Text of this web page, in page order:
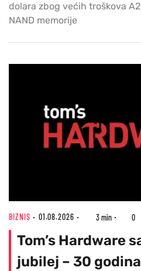
dolara zbog većih troškova
NAND memorije
BIZNIS 01.08.2026 3 min 0
Tom’s Hardware
jubilej – 30